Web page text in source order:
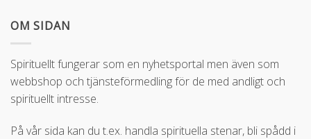
OM SIDAN
Spirituellt fungerar som en nyhetsportal men även som
webbshop och tjänsteförmedling för de med andligt och
spirituellt intresse.
På vår sida kan du t.ex. handla spirituella stenar, bli spådd i